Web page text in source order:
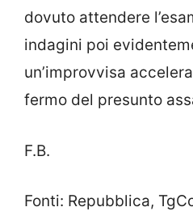
dovuto attendere
indagini poi
un’improvvisa
fermo del presunto
F.B.
Fonti: Repubblica,